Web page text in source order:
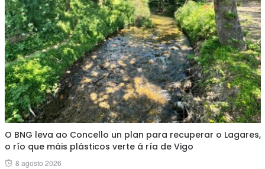
O BNG leva ao Concello un plan para recuperar o Lagares,
o río que máis plásticos verte á ría de Vigo
Posted
8 agosto 2026